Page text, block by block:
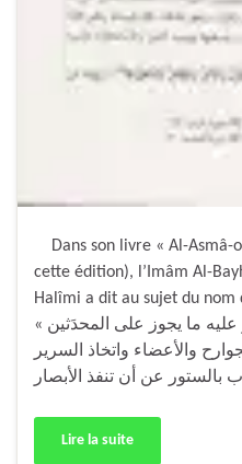
Dans son livre « Al-Asmâ-
cette édition), l’Imâm Al-
Halîmi a dit au sujet du nom
« معناه : المرتفع عن أن يجوز عليه ما يجوز على المحدَثين
والأعضاء واتخاذ السرير
Lire la suite